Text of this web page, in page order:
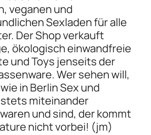
veganen und
Sexladen für alle
Der Shop verkauft
ökologisch einwandfreie
und Toys jenseits der
Wer sehen will,
in Berlin Sex und
miteinander
und sind, der kommt
nicht vorbei! (jm)